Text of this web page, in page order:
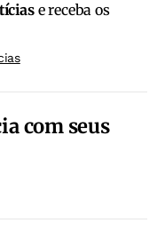
e receba os
com seus